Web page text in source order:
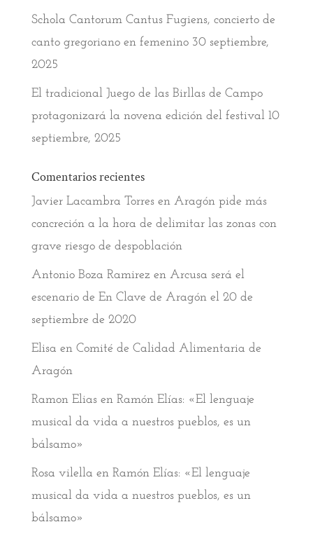
Schola Cantorum Cantus Fugiens, concierto de
canto gregoriano en femenino 30 septiembre,
2025
El tradicional Juego de las Birllas de Campo
protagonizará la novena edición del festival 10
septiembre, 2025
Comentarios recientes
Javier Lacambra Torresen Aragón pide más
concreción a la hora de delimitar las zonas con
grave riesgo de despoblación
Antonio Boza Ramirez en Arcusa será el
escenario de En Clave de Aragón el 20 de
septiembre de 2020
Elisa en Comité de Calidad Alimentaria de
Aragón
Ramon Eliasen Ramón Elías: «El lenguaje
musical da vida a nuestros pueblos, es un
bálsamo»
Rosa vilella en Ramón Elías: «El lenguaje
musical da vida a nuestros pueblos, es un
bálsamo»